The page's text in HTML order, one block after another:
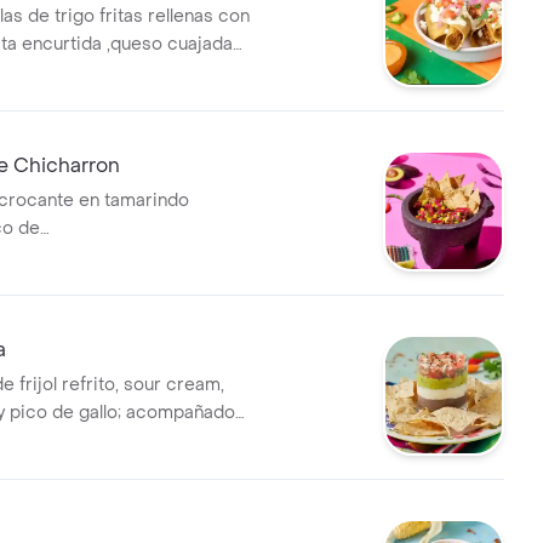
de trigo fritas rellenas con
encurtida ,queso cuajada
de gallo, cilantro, y salsa
Chicharron
en tamarindo
de
encurtida
frijol refrito, sour cream,
pico de gallo; acompañado